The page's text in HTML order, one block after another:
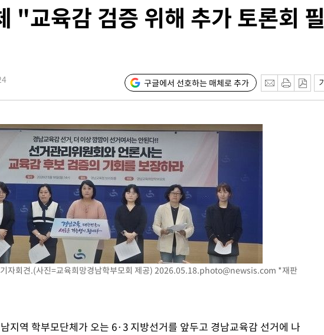
가능성도
" 이란 외무부 대변인
"교육감 검증 위해 추가 토론회 필
구글에서 선호하는 매체로 추가
자회견.(사진=교육희망경남학부모회 제공)2026.05.18.photo@newsis.com *재판
지역 학부모단체가 오는 6·3 지방선거를 앞두고 경남교육감 선거에 나